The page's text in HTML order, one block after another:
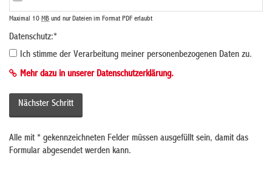
Maximal 10 MB und nur Dateien im Format PDF erlaubt
Datenschutz:*
Ich stimme der Verarbeitung meiner personenbezogenen Daten zu.
Mehr dazu in unserer Datenschutzerklärung.
Alle mit * gekennzeichneten Felder müssen ausgefüllt sein, damit das
Formular abgesendet werden kann.